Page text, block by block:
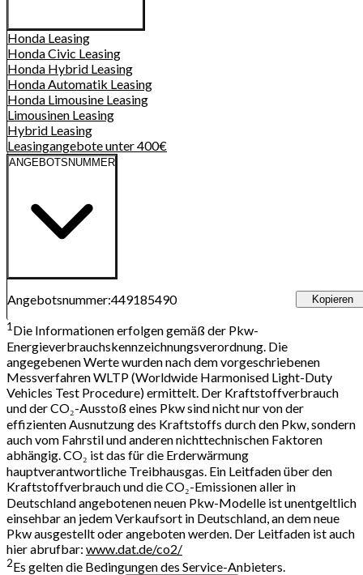
Honda Leasing
Honda Civic Leasing
Honda Hybrid Leasing
Honda Automatik Leasing
Honda Limousine Leasing
Limousinen Leasing
Hybrid Leasing
Leasingangebote unter 400€
ANGEBOTSNUMMER
Angebotsnummer:449185490 Kopieren
1Die Informationen erfolgen gemäß der Pkw-
Energieverbrauchskennzeichnungsverordnung. Die
angegebenen Werte wurden nach dem vorgeschriebenen
Messverfahren WLTP (Worldwide Harmonised Light-Duty
Vehicles Test Procedure) ermittelt. Der Kraftstoffverbrauch
und der CO₂-Ausstoß eines Pkw sind nicht nur von der
effizienten Ausnutzung des Kraftstoffs durch den Pkw, sondern
auch vom Fahrstil und anderen nichttechnischen Faktoren
abhängig. CO₂ ist das für die Erderwärmung
hauptverantwortliche Treibhausgas. Ein Leitfaden über den
Kraftstoffverbrauch und die CO₂-Emissionen aller in
Deutschland angebotenen neuen Pkw-Modelle ist unentgeltlich
einsehbar an jedem Verkaufsort in Deutschland, an dem neue
Pkw ausgestellt oder angeboten werden. Der Leitfaden ist auch
hier abrufbar: www.dat.de/co2/
2Es gelten die Bedingungen des Service-Anbieters.